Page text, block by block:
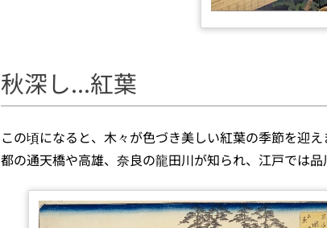
秋深し...紅葉
この頃になると、木々が色づき美しい紅葉の季節を迎
都の通天橋や高雄、奈良の龍田川が知られ、江戸では